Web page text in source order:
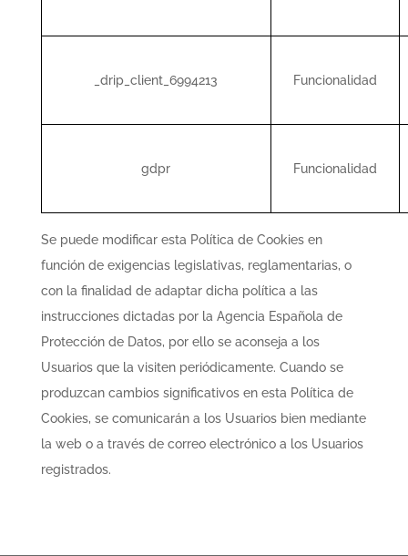
_drip_client_6994213 Funcionalidad
gdpr Funcionalidad
Se puede modificar esta Política de Cookies en
función de exigencias legislativas, reglamentarias, o
con la finalidad de adaptar dicha política a las
instrucciones dictadas por la Agencia Española de
Protección de Datos, por ello se aconseja a los
Usuarios que la visiten periódicamente. Cuando se
produzcan cambios significativos en esta Política de
Cookies, se comunicarán a los Usuarios bien mediante
la web o a través de correo electrónico a los Usuarios
registrados.